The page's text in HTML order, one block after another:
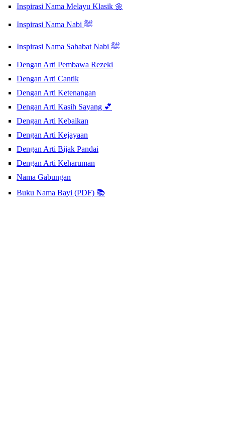
Inspirasi Nama Melayu Klasik 🌼
Inspirasi Nama Nabi ﷺ
Inspirasi Nama Sahabat Nabi ﷺ
Dengan Arti Pembawa Rezeki
Dengan Arti Cantik
Dengan Arti Ketenangan
Dengan Arti Kasih Sayang 💕
Dengan Arti Kebaikan
Dengan Arti Kejayaan
Dengan Arti Bijak Pandai
Dengan Arti Keharuman
Nama Gabungan
Buku Nama Bayi (PDF) 📚